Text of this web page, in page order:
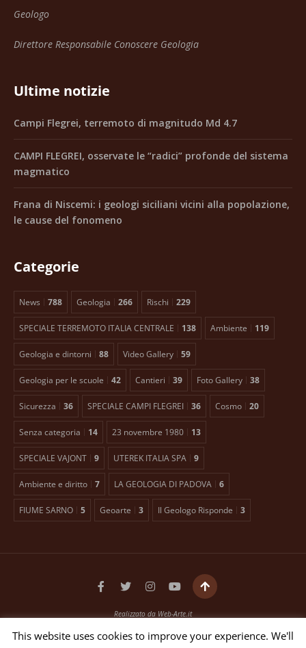
Geologo
Direttore Responsabile Conoscere Geologia
Ultime notizie
Campi Flegrei, terremoto di magnitudo Md 4.7
CAMPI FLEGREI, osservate le “radici” profonde del sistema
magmatico
Frana di Niscemi: i geologi siciliani vicini alla popolazione,
le cause del fonomeno
Categorie
News 788 Geologia 266 Rischi 229
SPECIALE TERREMOTO ITALIA CENTRALE 138 Ambiente 119
Geologia e dintorni 88 Video Gallery 59
Geologia per le scuole 42 Cantieri 39 Foto Gallery 38
Sicurezza 36 SPECIALE CAMPI FLEGREI 36 Cosmo 20
Senza categoria 14 23 novembre 1980 13
SPECIALE VAJONT 9 UTEREK ITALIA SPA 9
Ambiente e diritto 7 LA GEOLOGIA DI PADOVA 6
FIUME SARNO 5 Geoarte 3 Il Geologo Risponde 3
Realizzato da Web-Arte.it
EDITORE ANTONIO TOSCANO Via Bellini, 21 35012 Camposampiero (PD)
This website uses cookies to improve your experience. We'll